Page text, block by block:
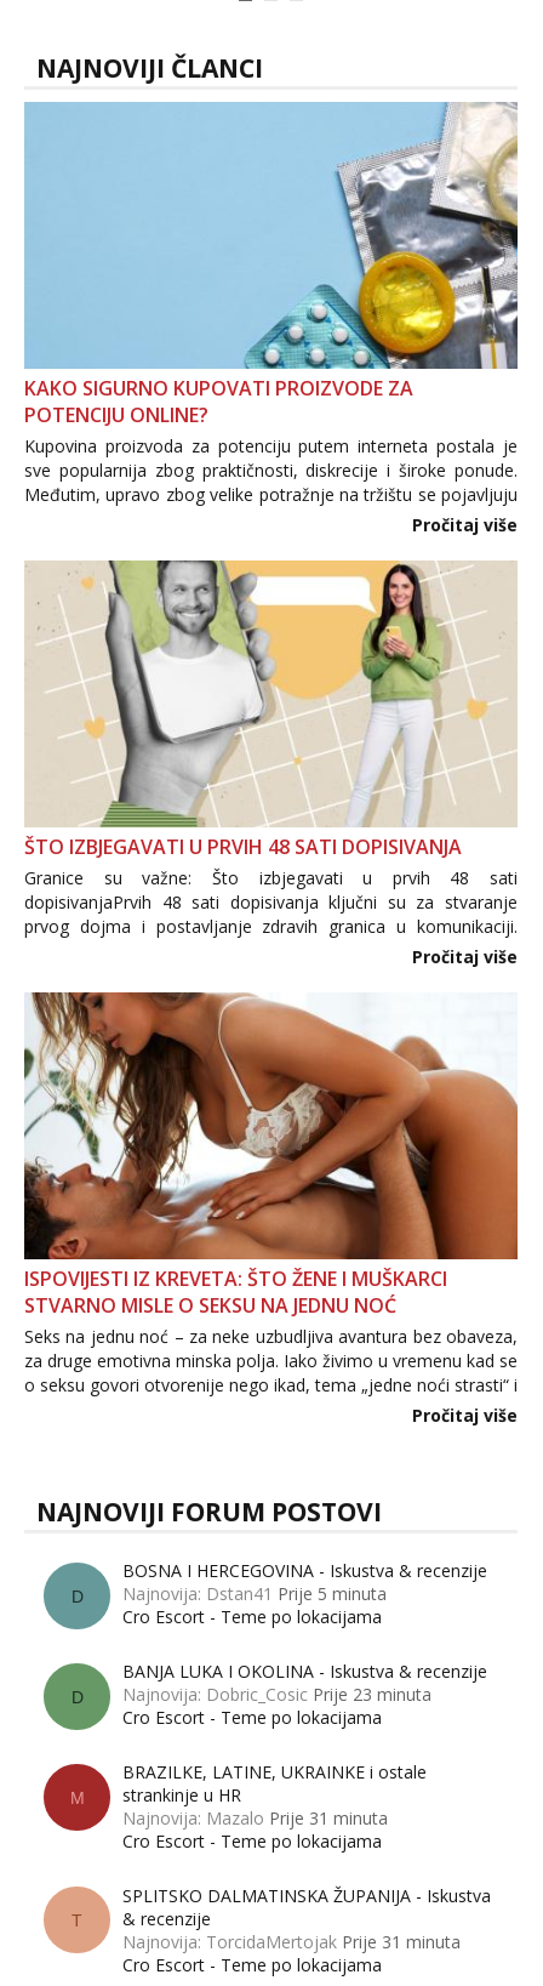
NAJNOVIJI ČLANCI
KAKO SIGURNO KUPOVATI PROIZVODE ZA
POTENCIJU ONLINE?
Kupovina proizvoda za potenciju putem interneta postala je
sve popularnija zbog praktičnosti, diskrecije i široke ponude.
Međutim, upravo zbog velike potražnje na tržištu se pojavljuju
i brojni krivotvoreni proizvodi, nepouzdane internetske
Pročitaj više
ŠTO IZBJEGAVATI U PRVIH 48 SATI DOPISIVANJA
Granice su važne: Što izbjegavati u prvih 48 sati
dopisivanjaPrvih 48 sati dopisivanja ključni su za stvaranje
prvog dojma i postavljanje zdravih granica u komunikaciji.
Važno je izbjeći prebrzo otkrivanje osobnih ili intimnih
informacija, jer nepoznata osoba još nije zaslužila to
povjerenje. Takođe...
Pročitaj više
ISPOVIJESTI IZ KREVETA: ŠTO ŽENE I MUŠKARCI
STVARNO MISLE O SEKSU NA JEDNU NOĆ
Seks na jednu noć – za neke uzbudljiva avantura bez obaveza,
za druge emotivna minska polja. Iako živimo u vremenu kad se
o seksu govori otvorenije nego ikad, tema „jedne noći strasti“ i
dalje izaziva burne rasprave. Što zapravo misle žene, a što
Pročitaj više
NAJNOVIJI FORUM POSTOVI
D
BOSNA I HERCEGOVINA - Iskustva & recenzije
Najnovija: Dstan41 Prije 5 minuta
Cro Escort - Teme po lokacijama
D
BANJA LUKA I OKOLINA - Iskustva & recenzije
Najnovija: Dobric_Cosic Prije 23 minuta
Cro Escort - Teme po lokacijama
M
BRAZILKE, LATINE, UKRAINKE i ostale
strankinje u HR
Najnovija: Mazalo Prije 31 minuta
Cro Escort - Teme po lokacijama
T
SPLITSKO DALMATINSKA ŽUPANIJA - Iskustva
& recenzije
Najnovija: TorcidaMertojak Prije 31 minuta
Cro Escort - Teme po lokacijama